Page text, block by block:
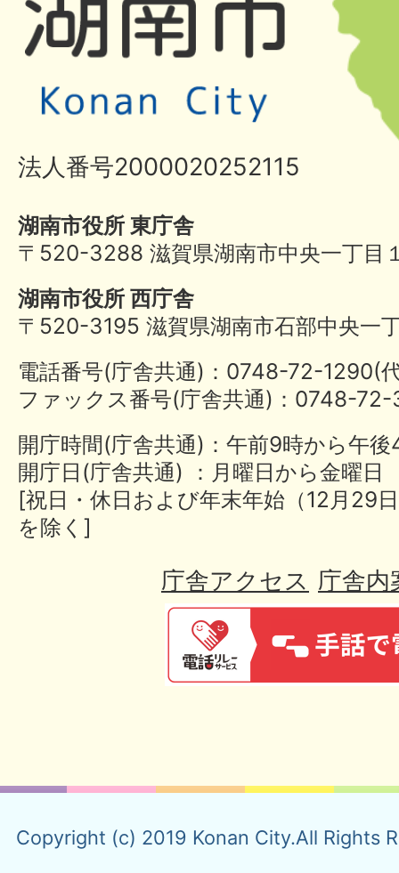
法人番号2000020252115
湖南市役所 東庁舎
〒520-3288 滋賀県湖南市中央一丁目
湖南市役所 西庁舎
〒520-3195 滋賀県湖南市石部中央一
電話番号(庁舎共通)：0748-72-
ファックス番号(庁舎共通)：0748-
開庁時間(庁舎共通)：午前9時から午
開庁日(庁舎共通) ：月曜日から金曜日
[祝日・休日および年末年始（12月29
を除く]
庁舎アクセス 庁舎内
Copyright (c) 2019 Konan City.All Rights